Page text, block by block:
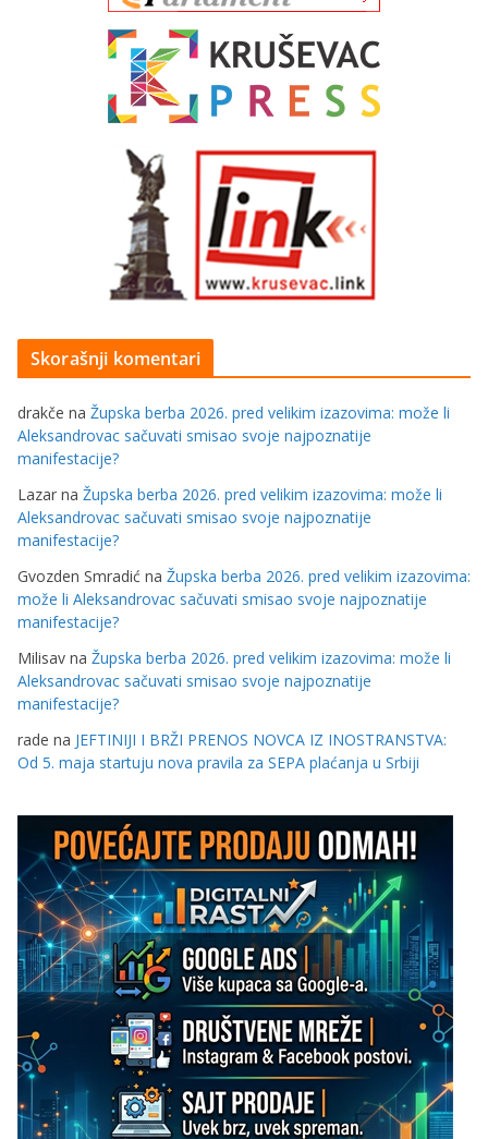
Skorašnji komentari
drakče na Župska berba 2026. pred velikim izazovima: može li
Aleksandrovac sačuvati smisao svoje najpoznatije
manifestacije?
Lazar na Župska berba 2026. pred velikim izazovima: može li
Aleksandrovac sačuvati smisao svoje najpoznatije
manifestacije?
Gvozden Smradić na Župska berba 2026. pred velikim izazovima:
može li Aleksandrovac sačuvati smisao svoje najpoznatije
manifestacije?
Milisav na Župska berba 2026. pred velikim izazovima: može li
Aleksandrovac sačuvati smisao svoje najpoznatije
manifestacije?
rade na JEFTINIJI I BRŽI PRENOS NOVCA IZ INOSTRANSTVA:
Od 5. maja startuju nova pravila za SEPA plaćanja u Srbiji